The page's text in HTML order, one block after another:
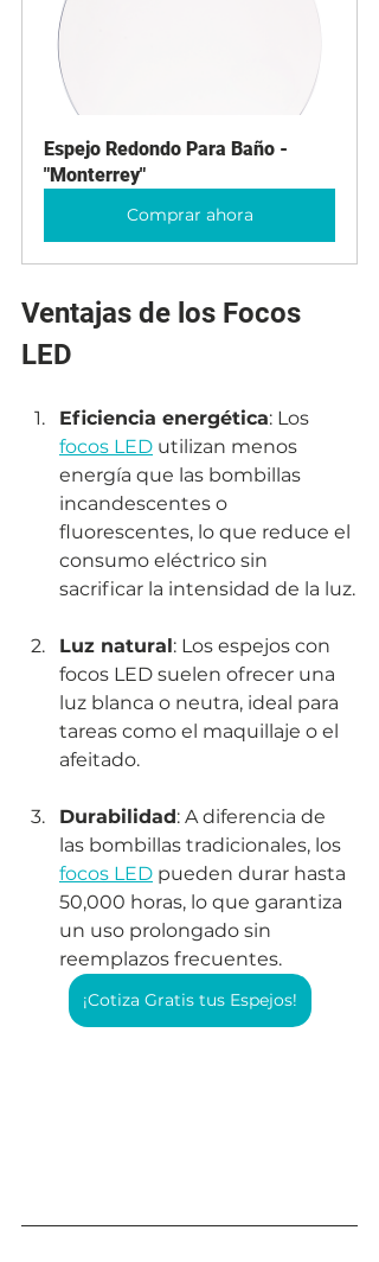
Espejo Redondo Para Baño -
"Monterrey"
Comprar ahora
Ventajas de los Focos
LED
Eficiencia energética: Los
focos LED utilizan menos
energía que las bombillas
incandescentes o
fluorescentes, lo que reduce el
consumo eléctrico sin
sacrificar la intensidad de la luz.
Luz natural: Los espejos con
focos LED suelen ofrecer una
luz blanca o neutra, ideal para
tareas como el maquillaje o el
afeitado.
Durabilidad: A diferencia de
las bombillas tradicionales, los
focos LED pueden durar hasta
50,000 horas, lo que garantiza
un uso prolongado sin
reemplazos frecuentes.
¡Cotiza Gratis tus Espejos!